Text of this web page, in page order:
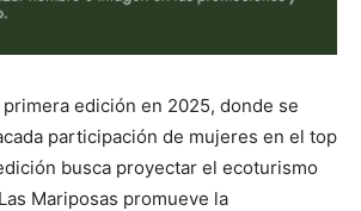
edición en 2025, donde se
participación de mujeres en el top
busca proyectar el ecoturismo
Mariposas promueve la